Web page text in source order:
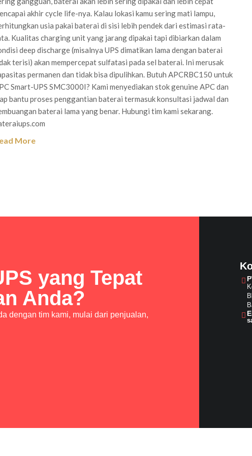
akhir cycle life-nya. Kalau lokasi kamu sering mati lampu,
usia pakai baterai di sisi lebih pendek dari estimasi rata-
Kualitas charging unit yang jarang dipakai tapi dibiarkan dalam
deep discharge (misalnya UPS dimatikan lama dengan baterai
terisi) akan mempercepat sulfatasi pada sel baterai. Ini merusak
permanen dan tidak bisa dipulihkan. Butuh APCRBC150 untuk
Smart-UPS SMC3000I? Kami menyediakan stok genuine APC dan
bantu proses penggantian baterai termasuk konsultasi jadwal dan
baterai lama yang benar. Hubungi tim kami sekarang.
More
yang Tepat
Anda?
dengan tim kami, mulai dari penjualan,